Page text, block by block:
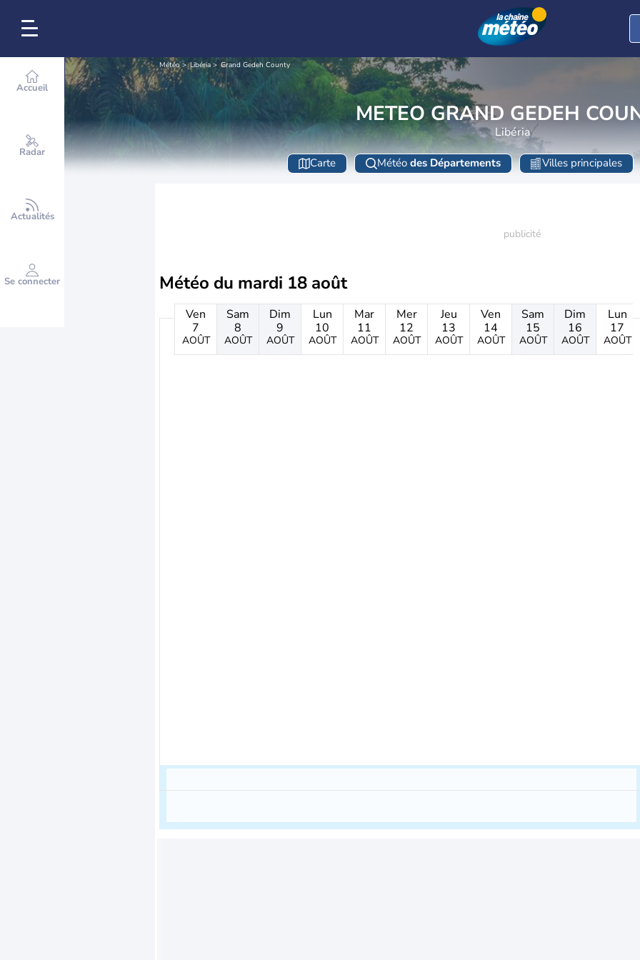
Accueil
Radar
Actualités
Se connecter
Météo Libéria Grand Gedeh County
METEO GRAND GEDEH
Libéria
Carte Météo des Départements Villes principales
Météo du mardi 18 août
Ven
7
AOÛT
Sam
8
AOÛT
Dim
9
AOÛT
Lun
10
AOÛT
Mar
11
AOÛT
Mer
12
AOÛT
Jeu
13
AOÛT
Ven
14
AOÛT
Sam
15
AOÛT
Dim
16
AOÛT
Lun
17
AOÛT